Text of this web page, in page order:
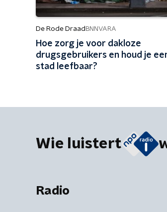
De Rode Draad BNNVARA
Hoe zorg je voor dakloze
drugsgebruikers en houd je
stad leefbaar?
Wie luistert
Radio